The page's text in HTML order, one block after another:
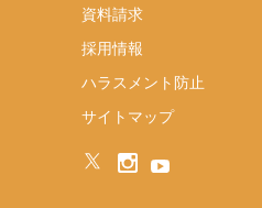
資料請求
採用情報
ハラスメント防止
サイトマップ